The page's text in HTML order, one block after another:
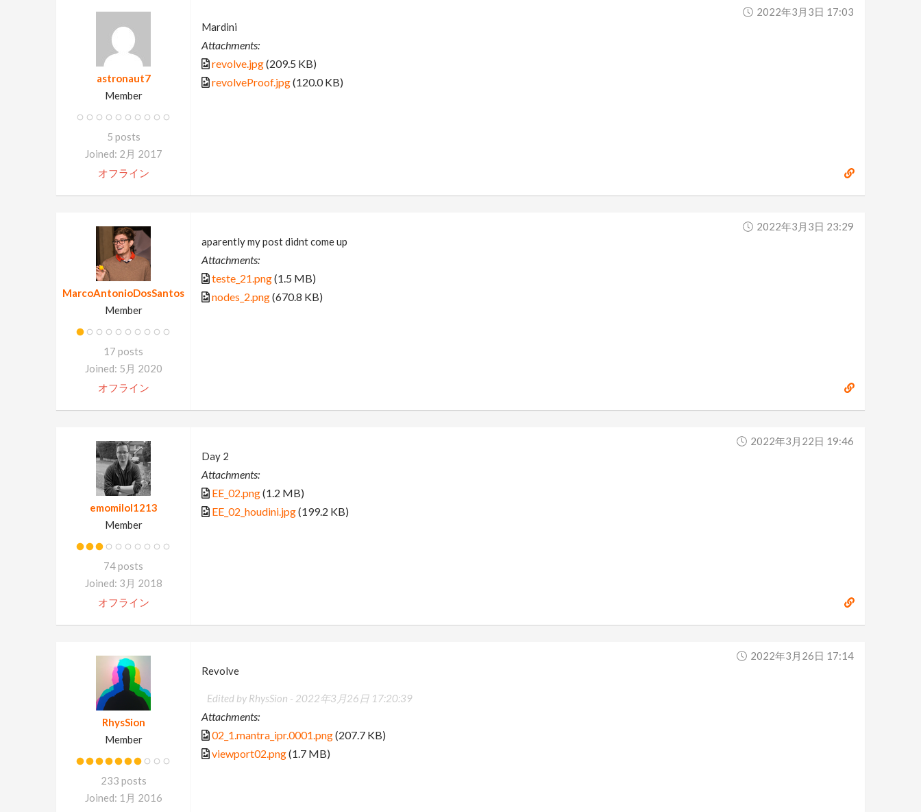
astronaut7
Member
5 posts
Joined: 2月 2017
オフライン
2022年3月3日 17:03
Mardini
Attachments:
revolve.jpg(209.5 KB)
revolveProof.jpg(120.0 KB)
MarcoAntonioDosSantos
Member
17 posts
Joined: 5月 2020
オフライン
2022年3月3日 23:29
aparently my post didnt come up
Attachments:
teste_21.png(1.5 MB)
nodes_2.png(670.8 KB)
emomilol1213
Member
74 posts
Joined: 3月 2018
オフライン
2022年3月22日 19:46
Day 2
Attachments:
EE_02.png(1.2 MB)
EE_02_houdini.jpg(199.2 KB)
RhysSion
Member
233 posts
Joined: 1月 2016
2022年3月26日 17:14
Revolve
Edited by RhysSion - 2022年3月26日 17:20:39
Attachments:
02_1.mantra_ipr.0001.png(207.7 KB)
viewport02.png(1.7 MB)